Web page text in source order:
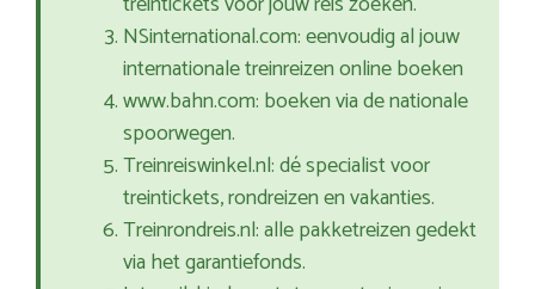
NSinternational.com: eenvoudig al jouw
internationale treinreizen online boeken
www.bahn.com: boeken via de nationale
spoorwegen.
Treinreiswinkel.nl: dé specialist voor
treintickets, rondreizen en vakanties.
Treinrondreis.nl: alle pakketreizen gedekt
via het garantiefonds.